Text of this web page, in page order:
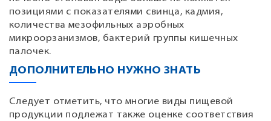
позициями с показателями свинца, кадмия,
количества мезофильных аэробных
микроорзанизмов, бактерий группы кишечных
палочек.
ДОПОЛНИТЕЛЬНО НУЖНО ЗНАТЬ
Следует отметить, что многие виды пищевой
продукции подлежат также оценке соответствия